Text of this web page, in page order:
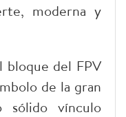
moderna y
bloque del FPV
de la gran
sólido vínculo